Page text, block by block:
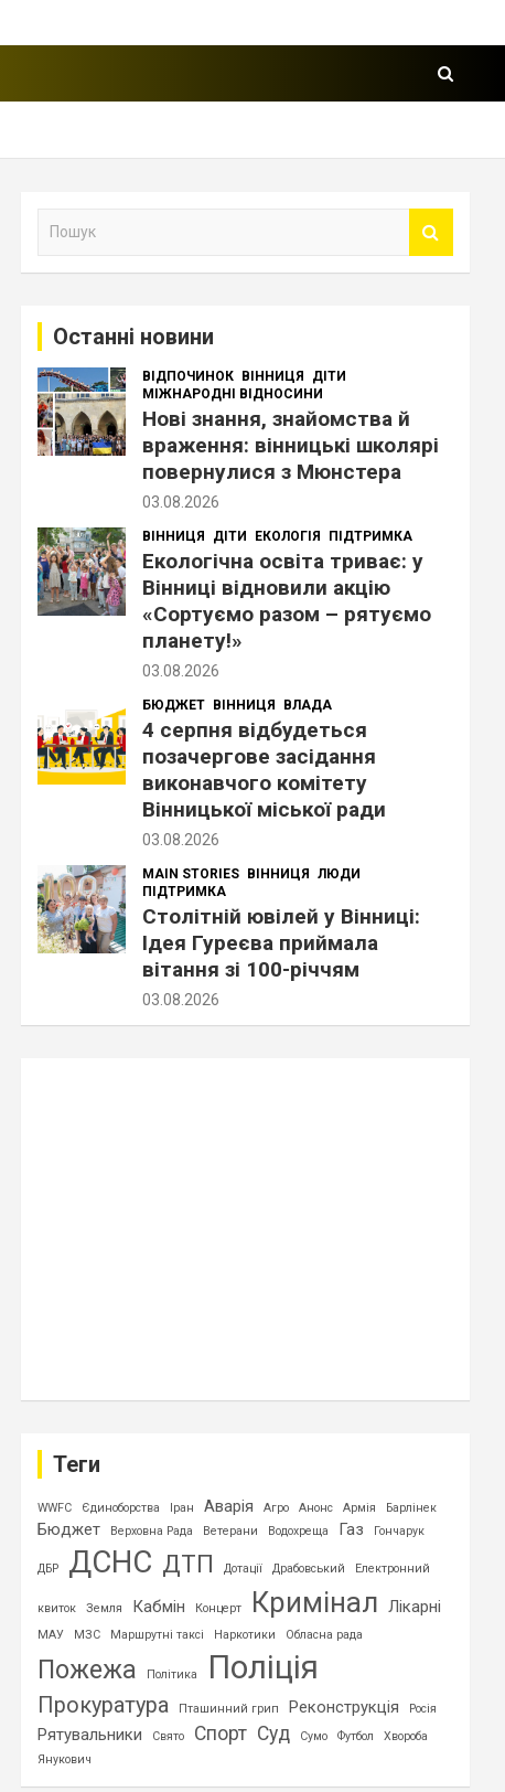
Останні новини
ВІДПОЧИНОК ВІННИЦЯ
ДІТИ
МІЖНАРОДНІ ВІДНОСИНИ
Нові знання, знайомства й
враження: вінницькі школярі
повернулися з Мюнстера
03.08.2026
ВІННИЦЯ ДІТИ ЕКОЛОГІЯ ПІДТРИМКА
Екологічна освіта триває: у
Вінниці відновили акцію
«Сортуємо разом – рятуємо
планету!»
03.08.2026
БЮДЖЕТ ВІННИЦЯ ВЛАДА
4 серпня відбудеться
позачергове засідання
виконавчого комітету
Вінницької міської ради
03.08.2026
MAIN STORIES ВІННИЦЯ ЛЮДИ
ПІДТРИМКА
Столітній ювілей у Вінниці:
Ідея Гуреєва приймала
вітання зі 100-річчям
03.08.2026
Теги
WWFC Єдиноборства Іран Аварія Агро Анонс Армія Барлінек
Бюджет Верховна Рада Ветерани Водохреща Газ Гончарук
ДБР ДСНС ДТП Дотації Драбовський Електронний
квиток Земля Кабмін Концерт Кримінал Лікарні
МАУ МЗС Маршрутні таксі Наркотики Обласна рада
Пожежа Політика Поліція
Прокуратура Пташинний грип Реконструкція Росія
Рятувальники Свято Спорт Суд Сумо Футбол
Хвороба
Янукович